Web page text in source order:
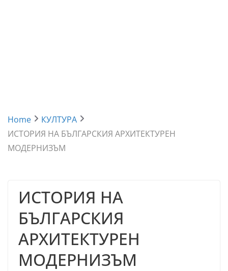
Home
КУЛТУРА
ИСТОРИЯ НА БЪЛГАРСКИЯ АРХИТЕКТУРЕН
МОДЕРНИЗЪМ
ИСТОРИЯ НА
БЪЛГАРСКИЯ
АРХИТЕКТУРЕН
МОДЕРНИЗЪМ